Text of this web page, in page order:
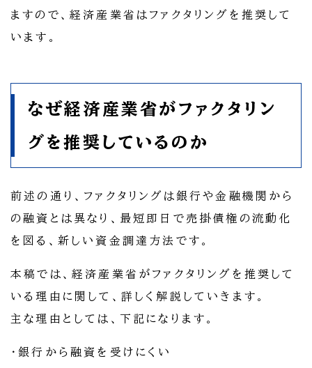
ますので、経済産業省はファクタリングを推奨して
います。
なぜ経済産業省がファクタリン
グを推奨しているのか
前述の通り、ファクタリングは銀行や金融機関から
の融資とは異なり、最短即日で売掛債権の流動化
を図る、新しい資金調達方法です。
本稿では、経済産業省がファクタリングを推奨して
いる理由に関して、詳しく解説していきます。
主な理由としては、下記になります。
・銀行から融資を受けにくい